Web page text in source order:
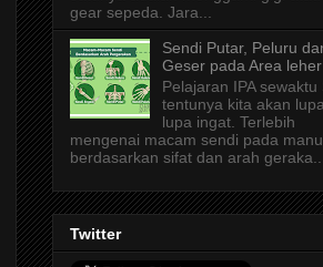
gear sepeda. Jara...
Sendi Putar, Peluru
Geser pada Area leher
Pelajaran IPA sewaktu
tentunya kita akan
lupa ingat. Terlebih
mengenai macam sendi pada
berdasarkan sifat dan arah geraka...
Twitter